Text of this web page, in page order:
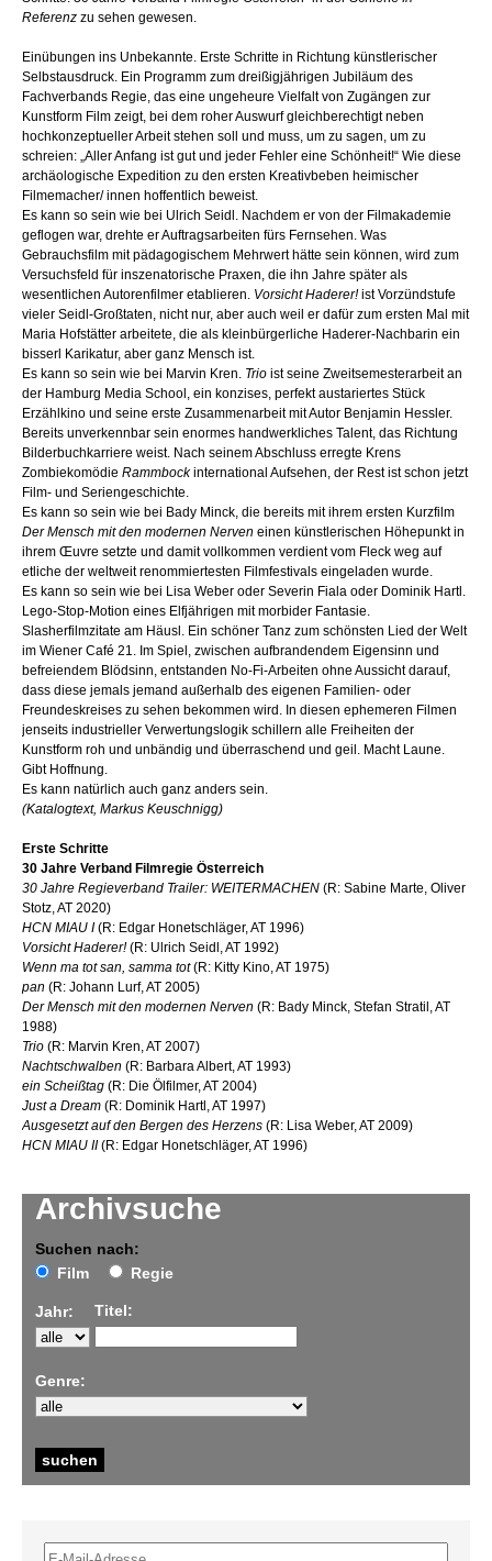
Archivsuche
Suchen nach:
Film
Regie
Jahr: Titel:
Genre:
Referenz zu sehen gewesen.
Einübungen ins Unbekannte. Erste Schritte in Richtung künstlerischer
Selbstausdruck. Ein Programm zum dreißigjährigen Jubiläum des
Fachverbands Regie, das eine ungeheure Vielfalt von Zugängen zur
Kunstform Film zeigt, bei dem roher Auswurf gleichberechtigt neben
hochkonzeptueller Arbeit stehen soll und muss, um zu sagen, um zu
schreien: „Aller Anfang ist gut und jeder Fehler eine Schönheit!“ Wie diese
archäologische Expedition zu den ersten Kreativbeben heimischer
Filmemacher/ innen hoffentlich beweist.
Es kann so sein wie bei Ulrich Seidl. Nachdem er von der Filmakademie
geflogen war, drehte er Auftragsarbeiten fürs Fernsehen. Was
Gebrauchsfilm mit pädagogischem Mehrwert hätte sein können, wird zum
Versuchsfeld für inszenatorische Praxen, die ihn Jahre später als
wesentlichen Autorenfilmer etablieren. Vorsicht Haderer!ist Vorzündstufe
vieler Seidl-Großtaten, nicht nur, aber auch weil er dafür zum ersten Mal mit
Maria Hofstätter arbeitete, die als kleinbürgerliche Haderer-Nachbarin ein
bisserl Karikatur, aber ganz Mensch ist.
Es kann so sein wie bei Marvin Kren. Trio ist seine Zweitsemesterarbeit an
der Hamburg Media School, ein konzises, perfekt austariertes Stück
Erzählkino und seine erste Zusammenarbeit mit Autor Benjamin Hessler.
Bereits unverkennbar sein enormes handwerkliches Talent, das Richtung
Bilderbuchkarriere weist. Nach seinem Abschluss erregte Krens
Zombiekomödie Rammbockinternational Aufsehen, der Rest ist schon jetzt
Film- und Seriengeschichte.
Es kann so sein wie bei Bady Minck, die bereits mit ihrem ersten Kurzfilm
Der Mensch mit den modernen Nerven einen künstlerischen Höhepunkt in
ihrem Œuvre setzte und damit vollkommen verdient vom Fleck weg auf
etliche der weltweit renommiertesten Filmfestivals eingeladen wurde.
Es kann so sein wie bei Lisa Weber oder Severin Fiala oder Dominik Hartl.
Lego-Stop-Motion eines Elfjährigen mit morbider Fantasie.
Slasherfilmzitate am Häusl. Ein schöner Tanz zum schönsten Lied der Welt
im Wiener Café 21. Im Spiel, zwischen aufbrandendem Eigensinn und
befreiendem Blödsinn, entstanden No-Fi-Arbeiten ohne Aussicht darauf,
dass diese jemals jemand außerhalb des eigenen Familien- oder
Freundeskreises zu sehen bekommen wird. In diesen ephemeren Filmen
jenseits industrieller Verwertungslogik schillern alle Freiheiten der
Kunstform roh und unbändig und überraschend und geil. Macht Laune.
Gibt Hoffnung.
Es kann natürlich auch ganz anders sein.
(Katalogtext, Markus Keuschnigg)
Erste Schritte
30 Jahre Verband Filmregie Österreich
30 Jahre Regieverband Trailer: WEITERMACHEN (R: Sabine Marte, Oliver
Stotz, AT 2020)
HCN MIAU I(R: Edgar Honetschläger, AT 1996)
Vorsicht Haderer!(R: Ulrich Seidl, AT 1992)
Wenn ma tot san, samma tot(R: Kitty Kino, AT 1975)
pan (R: Johann Lurf, AT 2005)
Der Mensch mit den modernen Nerven (R: Bady Minck, Stefan Stratil, AT
1988)
Trio (R: Marvin Kren, AT 2007)
Nachtschwalben (R: Barbara Albert, AT 1993)
ein Scheißtag (R: Die Ölfilmer, AT 2004)
Just a Dream (R: Dominik Hartl, AT 1997)
Ausgesetzt auf den Bergen des Herzens (R: Lisa Weber, AT 2009)
HCN MIAU II(R: Edgar Honetschläger, AT 1996)